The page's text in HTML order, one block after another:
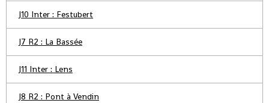
J10 Inter : Festubert
J7 R2 : La Bassée
J11 Inter : Lens
J8 R2 : Pont à Vendin